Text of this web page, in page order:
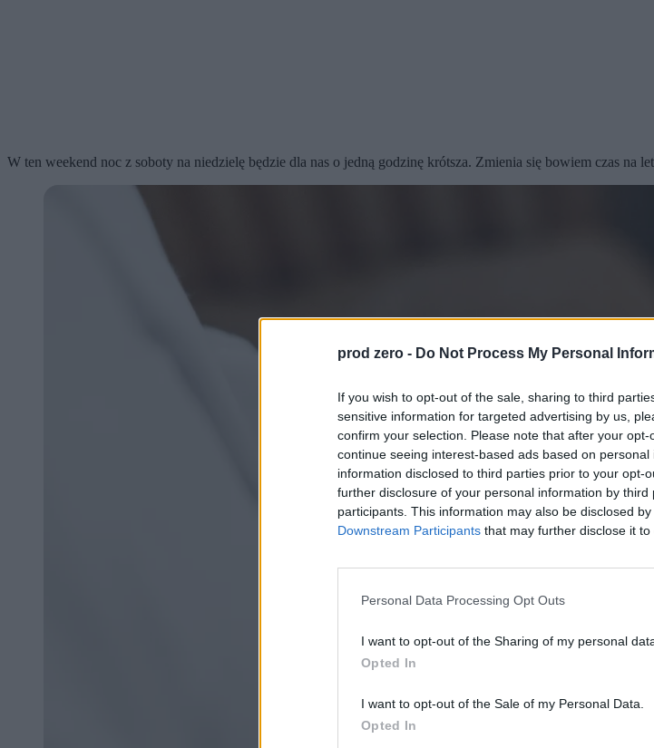
prod zero - Do Not Process My Personal
If you wish to opt-out of the sale, sharing to third
sensitive information for targeted advertising by us,
confirm your selection. Please note that after your
continue seeing interest-based ads based on
information disclosed to third parties prior to your opt-
further disclosure of your personal information by third
participants. This information may also be disclosed
Downstream Participants that may further disclose it to
Personal Data Processing Opt Outs
I want to opt-out of the Sharing of my personal
Opted In
I want to opt-out of the Sale of my Personal Data.
Opted In
W ten weekend noc z soboty na niedzielę będzie dla nas o jedną godzinę krótsza. Zmienia się bowiem czas na